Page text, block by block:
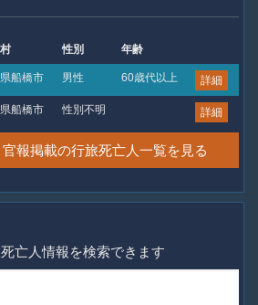
性別 年齢
船橋市 男性 60歳代以上 詳細
船橋市 性別不明 詳細
報掲載の行旅死亡人一覧を見る
亡人情報を検索できます